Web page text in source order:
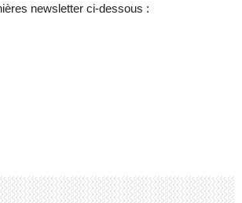
newsletter ci-dessous :